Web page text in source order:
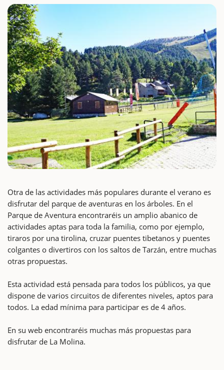
Otra de las actividades más populares durante el verano es
disfrutar del parque de aventuras en los árboles. En el
Parque de Aventura encontraréis un amplio abanico de
actividades aptas para toda la familia, como por ejemplo,
tiraros por una tirolina, cruzar puentes tibetanos y puentes
colgantes o divertiros con los saltos de Tarzán, entre muchas
otras propuestas.
Esta actividad está pensada para todos los públicos, ya que
dispone de varios circuitos de diferentes niveles, aptos para
todos. La edad mínima para participar es de 4 años.
En su web encontraréis muchas más propuestas para
disfrutar de La Molina.